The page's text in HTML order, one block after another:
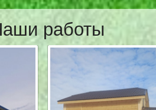
работы